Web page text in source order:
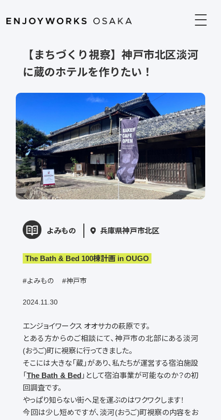
【まちづくり視察】神戸市北区淡河
に蔵のホテルを作りたい！
よみもの 兵庫県神戸市北区
The Bath & Bed 100棟計画 in OUGO
#よみもの #神戸市
2024.11.30
エンジョイワークス オオサカの萩原です。
とある方からのご相談にて、神戸市の北部にある淡河
(おうご)町に視察に行ってきました。
そこには大きな「蔵」があり、私たちが運営する宿泊施設
「The Bath & Bed 」として宿泊事業が可能なのか？の初
回調査です。
やっぱり知らない街へ足を運ぶのはワクワクします！
今回は少し短めですが、淡河(おうご)町視察の内容をお